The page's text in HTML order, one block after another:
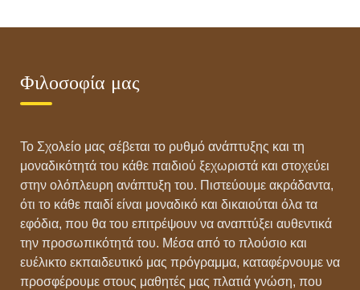
Φιλοσοφία μας
Το Σχολείο μας σέβεται το ρυθμό ανάπτυξης και τη
μοναδικότητά του κάθε παιδιού ξεχωριστά και στοχεύει
στην ολόπλευρη ανάπτυξη του. Πιστεύουμε ακράδαντα,
ότι το κάθε παιδί είναι μοναδικό και δικαιούται όλα τα
εφόδια, που θα του επιτρέψουν να αναπτύξει αυθεντικά
την προσωπικότητά του. Μέσα από το πλούσιο και
ευέλικτο εκπαιδευτικό μας πρόγραμμα, καταφέρνουμε να
προσφέρουμε στους μαθητές μας πλατιά γνώση, που